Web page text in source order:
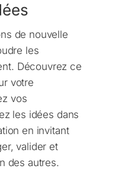
de nouvelle
les
Découvrez ce
votre
vos
les idées dans
en invitant
valider et
des autres.